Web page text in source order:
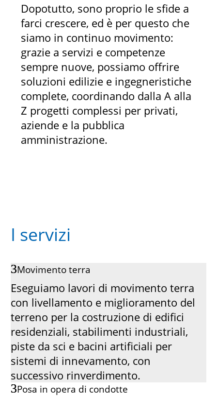
Dopotutto, sono proprio le sfide a
farci crescere, ed è per questo che
siamo in continuo movimento:
grazie a servizi e competenze
sempre nuove, possiamo offrire
soluzioni edilizie e ingegneristiche
complete, coordinando dalla A alla
Z progetti complessi per privati,
aziende e la pubblica
amministrazione.
I servizi
Movimento terra
Eseguiamo lavori di movimento terra
con livellamento e miglioramento del
terreno per la costruzione di edifici
residenziali, stabilimenti industriali,
piste da sci e bacini artificiali per
sistemi di innevamento, con
successivo rinverdimento.
Posa in opera di condotte